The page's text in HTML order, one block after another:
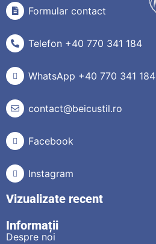
Formular contact
Telefon +40 770 341 184
WhatsApp +40 770 341 184
contact@beicustil.ro
Facebook
Instagram
Vizualizate recent
Informații
Despre noi